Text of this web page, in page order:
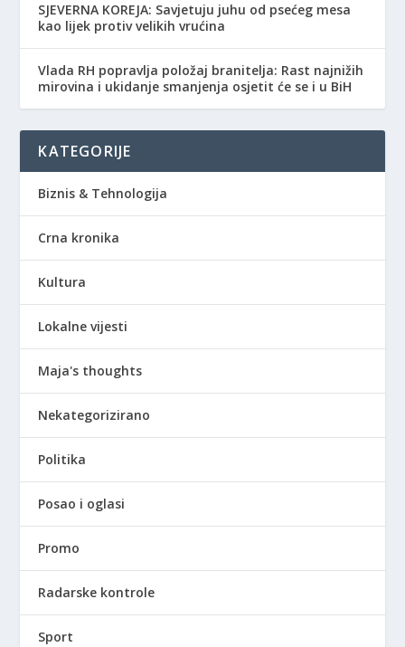
SJEVERNA KOREJA: Savjetuju juhu od psećeg mesa
kao lijek protiv velikih vrućina
Vlada RH popravlja položaj branitelja: Rast najnižih
mirovina i ukidanje smanjenja osjetit će se i u BiH
KATEGORIJE
Biznis & Tehnologija
Crna kronika
Kultura
Lokalne vijesti
Maja's thoughts
Nekategorizirano
Politika
Posao i oglasi
Promo
Radarske kontrole
Sport